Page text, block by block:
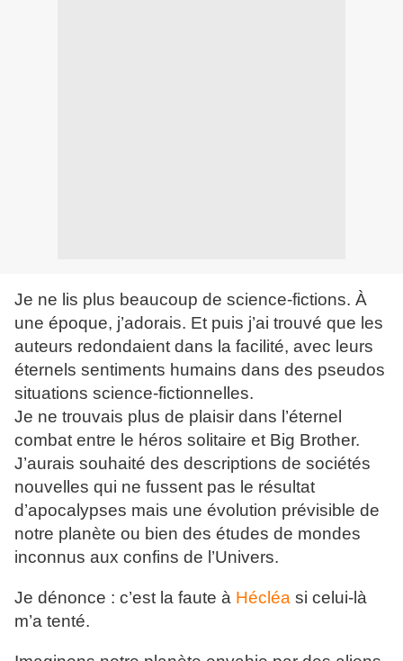
Je ne lis plus beaucoup de science-fictions. À
une époque, j’adorais. Et puis j’ai trouvé que les
auteurs redondaient dans la facilité, avec leurs
éternels sentiments humains dans des pseudos
situations science-fictionnelles.
Je ne trouvais plus de plaisir dans l’éternel
combat entre le héros solitaire et Big Brother.
J’aurais souhaité des descriptions de sociétés
nouvelles qui ne fussent pas le résultat
d’apocalypses mais une évolution prévisible de
notre planète ou bien des études de mondes
inconnus aux confins de l’Univers.
Je dénonce : c’est la faute à Hécléa si celui-là
m’a tenté.